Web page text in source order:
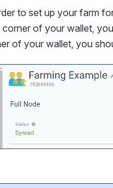
to set up your farm
corner of your wallet,
of your wallet, you